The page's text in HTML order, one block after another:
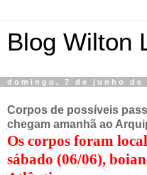
Blog Wilton
domingo, 7 de junho de
Corpos de possíveis
chegam amanhã ao
Os corpos foram
sábado (06/06),